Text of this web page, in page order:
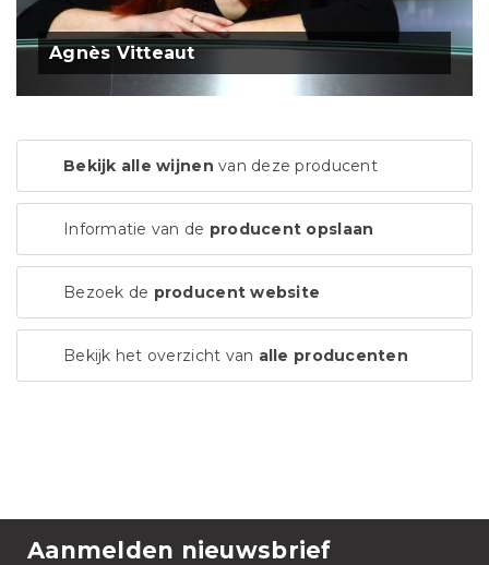
Agnès Vitteaut
Bekijk alle wijnen van deze producent
Informatie van de producent opslaan
Bezoek de producent website
Bekijk het overzicht van alle producenten
Aanmelden nieuwsbrief